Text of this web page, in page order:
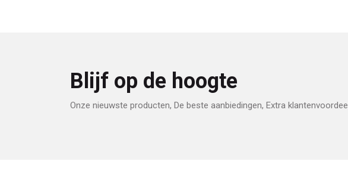
Blijf op de hoogte
Onze nieuwste producten, De beste aanbiedingen, Extra klantenvoordeel